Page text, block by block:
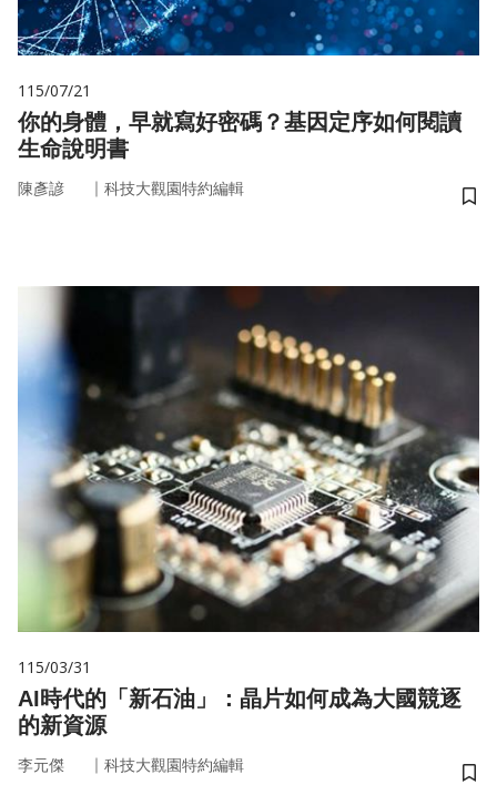
115/07/21
你的身體，早就寫好密碼？基因定序如何閱讀
生命說明書
陳彥諺 ｜ 科技大觀園特約編輯
儲
115/03/31
AI時代的「新石油」：晶片如何成為大國競逐
的新資源
李元傑 ｜ 科技大觀園特約編輯
儲